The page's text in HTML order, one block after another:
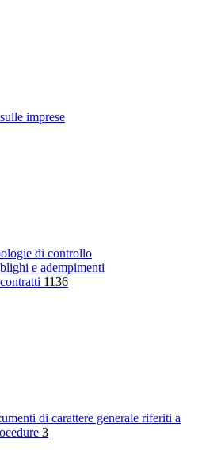
imprese
di controllo
e adempimenti
1136
di carattere generale riferiti a
3